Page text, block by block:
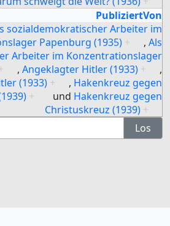
PubliziertVon
sozialdemokratischer Arbeiter im
Papenburg (1935) + , Als
Arbeiter im Konzentrationslager
, Angeklagter Hitler (1933) +
,
(1933) + , Hakenkreuz gegen
+ und Hakenkreuz gegen
Christuskreuz (1939) +